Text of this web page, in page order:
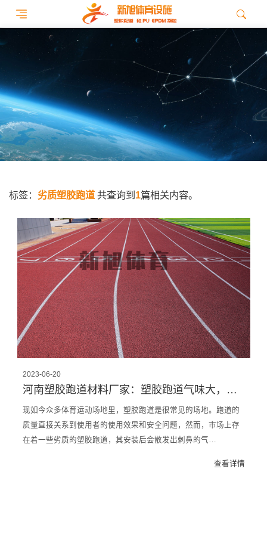
标签： 劣质塑胶跑道 共查询到 1篇相关内容。
2023-06-20
河南塑胶跑道材料厂家：塑胶跑道气味大，是劣质跑道？
现如今众多体育运动场地里，塑胶跑道是很常见的场地。跑道的
质量直接关系到使用者的使用效果和安全问题，然而，市场上存
在着一些劣质的塑胶跑道，其安装后会散发出刺鼻的气…
查看详情